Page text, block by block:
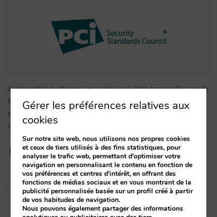
Avec notre système vous pouvez être tranquille sur le
fait que vous respectez les exigeants standards de
sécurité sur le stockage des données de carte de
crédit.…
Isabel Rey
30/06/2017
Gérer les préférences relatives aux
cookies
Sur notre site web, nous utilisons nos propres cookies
et ceux de tiers utilisés à des fins statistiques, pour
analyser le trafic web, permettant d'optimiser votre
navigation en personnalisant le contenu en fonction de
vos préférences et centres d'intérêt, en offrant des
fonctions de médias sociaux et en vous montrant de la
publicité personnalisée basée sur un profil créé à partir
de vos habitudes de navigation.
Nous pouvons également partager des informations